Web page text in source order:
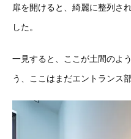
扉を開けると、綺麗に整列さ
した。
一見すると、ここが土間のよ
う、ここはまだエントランス